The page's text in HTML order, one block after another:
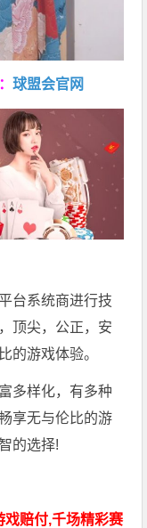
球盟会官网
台系统商进行技
顶尖，公正，安
的游戏体验。
多样化，有多种
享无与伦比的游
的选择!
戏赔付,千场精彩赛